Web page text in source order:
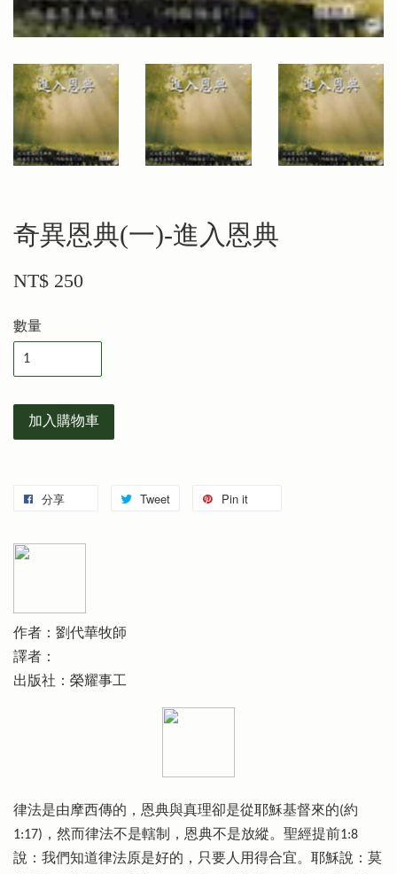
奇異恩典(一)-進入恩典
NT$ 250
數量
加入購物車
分享 Tweet Pin it
作者：劉代華牧師
譯者：
出版社：榮耀事工
律法是由摩西傳的，恩典與真理卻是從耶穌基督來的(約
1:17)，然而律法不是轄制，恩典不是放縱。聖經提前1:8
說：我們知道律法原是好的，只要人用得合宜。耶穌說：莫